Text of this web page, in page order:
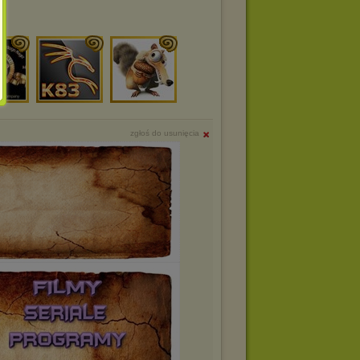
zgłoś do usunięcia